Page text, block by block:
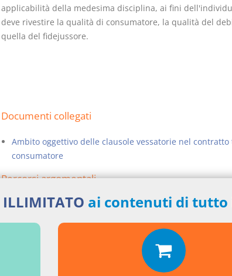
applicabilità della medesima disciplina, ai fini
deve rivestire la qualità di consumatore, la qualità del
quella del fidejussore.
Documenti collegati
Ambito oggettivo delle clausole vessatorie nel
consumatore
Percorsi argomentali
SENTENZE Cass. civile, sez. I
Aggiungi un commento
ILLIMITATO ai contenuti di tutto